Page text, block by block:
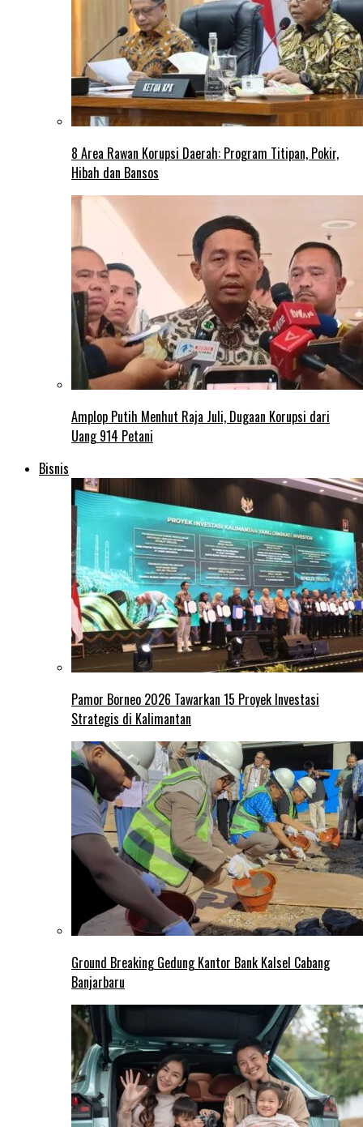
8 Area Rawan Korupsi Daerah: Program Titipan, Pokir,
Hibah dan Bansos
Amplop Putih Menhut Raja Juli, Dugaan Korupsi dari
Uang 914 Petani
Bisnis
Pamor Borneo 2026 Tawarkan 15 Proyek Investasi
Strategis di Kalimantan
Ground Breaking Gedung Kantor Bank Kalsel Cabang
Banjarbaru